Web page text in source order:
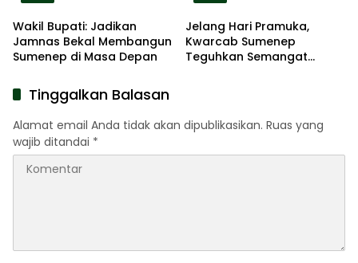
Wakil Bupati: Jadikan
Jamnas Bekal Membangun
Sumenep di Masa Depan
Jelang Hari Pramuka,
Kwarcab Sumenep
Teguhkan Semangat
Tinggalkan Balasan
Alamat email Anda tidak akan dipublikasikan. Ruas yang
wajib ditandai *